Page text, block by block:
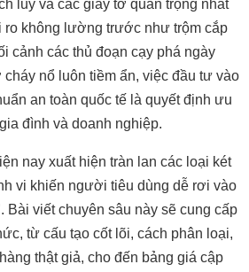
lũy và các giấy tờ quan trọng nhất
ro không lường trước như trộm cắp
cảnh các thủ đoạn cạy phá ngày
nổ luôn tiềm ẩn, việc đầu tư vào
an toàn quốc tế là quyết định ưu
đình và doanh nghiệp.
nay xuất hiện tràn lan các loại két
vi khiến người tiêu dùng dễ rơi vào
Bài viết chuyên sâu này sẽ cung cấp
từ cấu tạo cốt lõi, cách phân loại,
thật giả, cho đến bảng giá cập